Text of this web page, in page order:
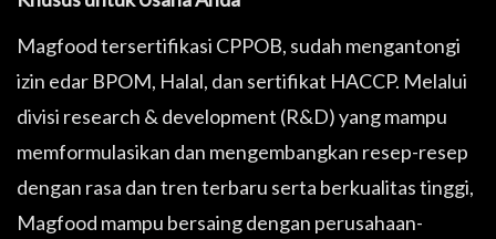
Magfood tersertifikasi CPPOB, sudah mengantongi
izin edar BPOM, Halal, dan sertifikat HACCP. Melalui
divisi research & development (R&D) yang mampu
memformulasikan dan mengembangkan resep-resep
dengan rasa dan tren terbaru serta berkualitas tinggi,
Magfood mampu bersaing dengan perusahaan-